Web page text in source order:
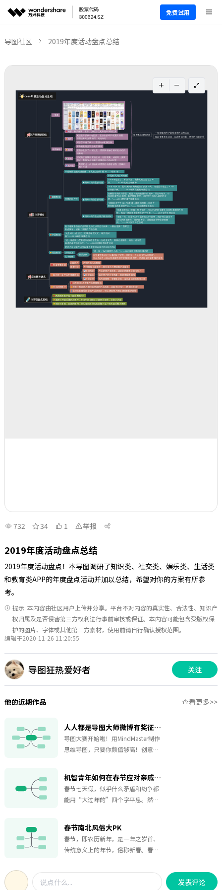
免费试用
导图社区 2019年度活动盘点总结
732 34 1 举报
2019年度活动盘点总结
2019年度活动盘点！本导图调研了知识类、社交类、娱乐类、生活类
和教育类APP的年度盘点活动并加以总结，希望对你的方案有所参
考。
提示: 本内容由社区用户上传并分享。平台不对内容的真实性、合法性、知识产
权归属及是否侵害第三方权利进行事前审核或保证。本内容可能包含受版权保
护的图片、字体或其他第三方素材，使用前请自行确认授权范围。
编辑于2020-11-26 11:20:55
导图狂热爱好者 关注
他的近期作品 查看更多>>
人人都是导图大师微博有奖征稿活动火热进行中
导图大赛开始啦！用MindMaster制作
思维导图，只要你颜值够高！创意够
品丰厚，惊喜多多，只要参与就能领
取福利呦，快带上话题发布作品吧~
机智青年如何在春节应对亲戚的关切
春节七天假，似乎什么矛盾和纷争都
能用“大过年的”四个字平息。然而
时，该怎么机智的应对吧！
春节南北风俗大PK
春节，即农历新年，是一年之岁首、
传统意义上的年节，俗称新春。春节
节日，具有特殊的意义，千百年的文
化传承已经为春节形成了固定的风俗
发表评论